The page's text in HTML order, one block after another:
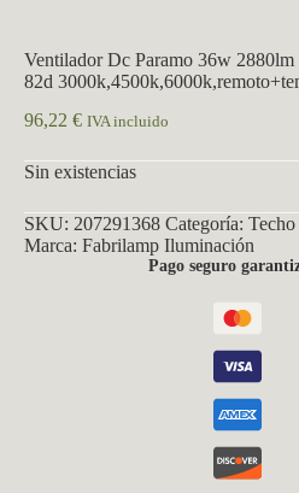
Ventilador Dc Paramo 36w 2880lm
82d
96,22 € IVA incluido
Sin existencias
SKU: 207291368 Categoría:
Marca: Fabrilamp Iluminación
Pago seguro